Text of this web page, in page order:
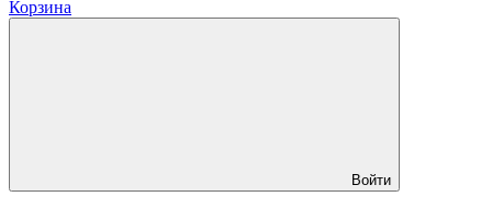
Корзина
Войти